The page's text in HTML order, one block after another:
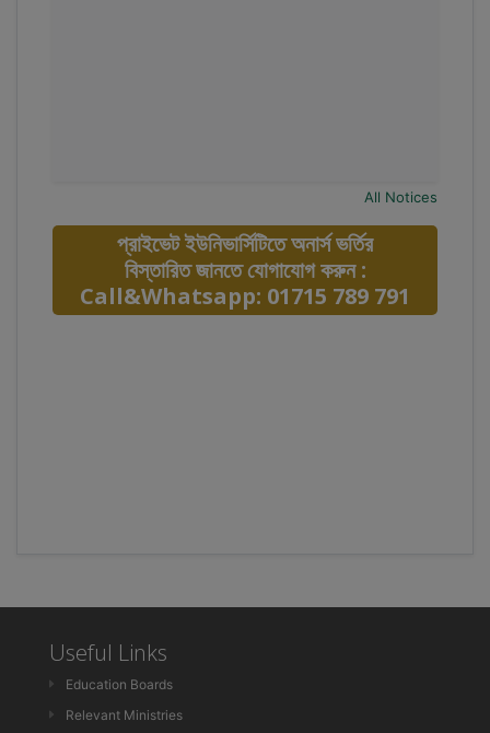
All Notices
প্রাইভেট ইউনিভার্সিটিতে অনার্স ভর্তির
বিস্তারিত জানতে যোগাযোগ করুন :
Call&Whatsapp: 01715 789 791
Useful Links
Education Boards
Relevant Ministries